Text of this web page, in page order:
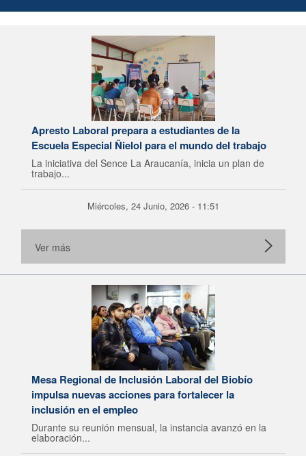
Apresto Laboral prepara a estudiantes de la
Escuela Especial Ñielol para el mundo del trabajo
La iniciativa del Sence La Araucanía, inicia un plan de
trabajo...
Miércoles, 24 Junio, 2026 - 11:51
Ver más
Mesa Regional de Inclusión Laboral del Biobío
impulsa nuevas acciones para fortalecer la
inclusión en el empleo
Durante su reunión mensual, la instancia avanzó en la
elaboración...